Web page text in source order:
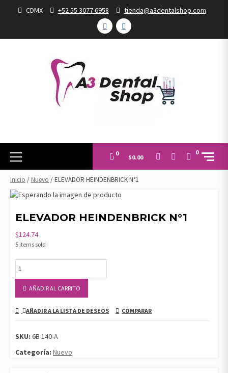
CDMX +52 55 3077 6958 tienda@a3dentalshop.com
FACEBOOK
INSTAGRAM
Primary
Menu
0
$0.00
0
Inicio / Nuevo / ELEVADOR HEINDENBRICK N°1
ELEVADOR HEINDENBRICK N°1
$124.74
5 items sold
N°1
cantidad
AÑADIR AL CARRITO
AÑADIR A LA LISTA DE DESEOS COMPARAR
SKU: 6B 140-A
Categoría: Nuevo